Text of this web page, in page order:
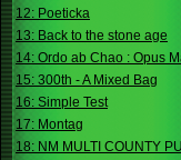
12: Poeticka
13: Back to the stone age
14: Ordo ab Chao : Opus
15: 300th - A Mixed Bag
16: Simple Test
17: Montag
18: NM MULTI COUNTY